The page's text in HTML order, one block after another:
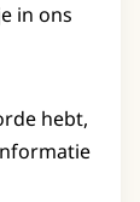
in ons
hebt,